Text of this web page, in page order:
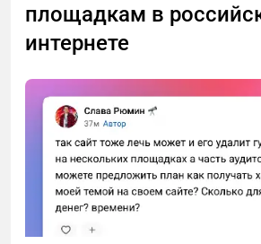
площадкам в
интернете